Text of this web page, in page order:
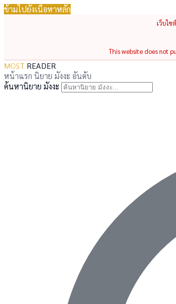
ข้ามไปยังเนื้อหาหลัก
เว็บไ
This website does not
MOST READER
หน้าแรก นิยาย มังงะ อันดับ
ค้นหานิยาย มังงะ